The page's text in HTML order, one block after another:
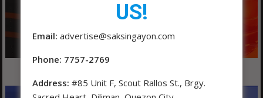
US!
Email: advertise@saksingayon.com
Phone: 7757-2769
Address: #85 Unit F, Scout Rallos St., Brgy.